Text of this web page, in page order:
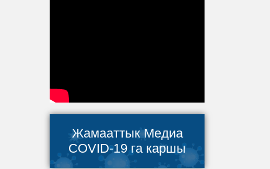
Жамааттык Медиа
COVID-19 га каршы